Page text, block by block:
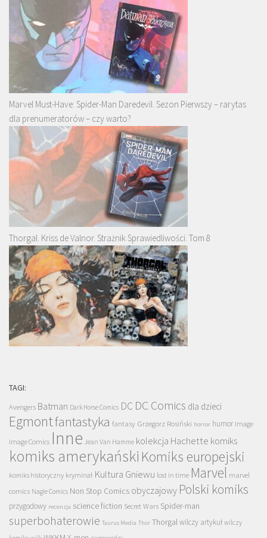
Marvel Must-Have: Spider-Man Daredevil. Sezon Pierwszy – rarytas
dla prenumeratorów – czy warto?
Thorgal. Kriss de Valnor. Strażnik Sprawiedliwości. Tom 8
TAGI:
Avengers Batman Dark Horse Comics DC DC Comics dla dzieci
Egmontfantastyka fantasy Grzegorz Rosiński horror humor Image
Image Comics Inne Jean Van Hamme kolekcja Hachette komiks
komiks amerykański Komiks europejski
komiks historyczny kryminał Kultura Gniewu lost in time Marvel marvel
comics Nagle Comics Non Stop Comics obyczajowy Polski komiks
przygodowy recenzja science fiction Secret Wars Spider-man
superbohaterowie Taurus Media Thor Thorgalwilczy artykuł wilczy